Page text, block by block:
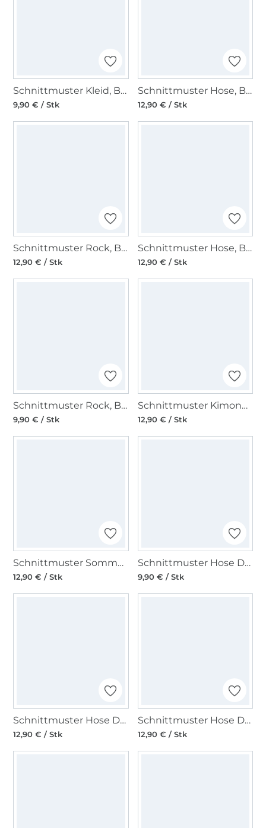
Schnittmuster Kleid, Burda 5708
9,90 € / Stk
Schnittmuster Hose, Burda 5707
12,90 € / Stk
Schnittmuster Rock, Burda 5690
12,90 € / Stk
Schnittmuster Hose, Burda 5751
12,90 € / Stk
Schnittmuster Rock, Burda 5725
9,90 € / Stk
Schnittmuster Kimono & Jacke Burda 5720
12,90 € / Stk
Schnittmuster Sommerkleid Burda 5719
12,90 € / Stk
Schnittmuster Hose Damen, Burda 5789
9,90 € / Stk
Schnittmuster Hose Damen, Burda 5778
12,90 € / Stk
Schnittmuster Hose Damen, Burda 5761
12,90 € / Stk